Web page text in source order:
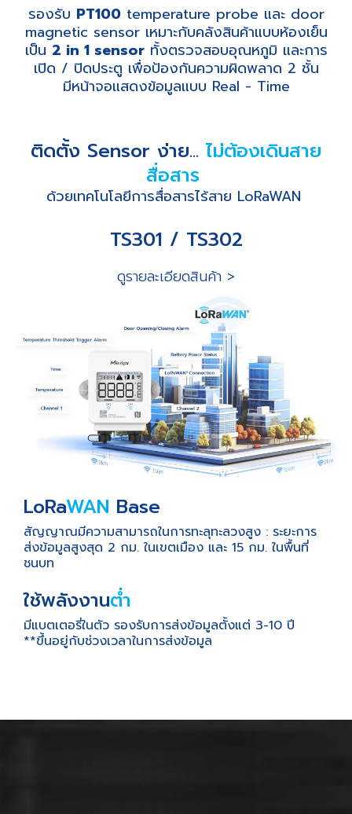
รองรับ PT100temperature probe และ door
magnetic sensor เหมาะกับคลังสินค้าแบบห้องเย็น
เป็น 2 in 1 sensorทั้งตรวจสอบอุณหภูมิ และการ
เปิด / ปิดประตู เพื่อป้องกันความผิดพลาด 2 ชั้น
มีหน้าจอแสดงข้อมูลแบบ Real - Time
ติดตั้ง Sensor ง่าย... ไม่ต้องเดินสาย
สื่อสาร
ด้วยเทคโนโลยีการสื่อสารไร้สาย LoRaWAN
TS301 / TS302
ดูรายละเอียดสินค้า >
LoRaWAN Base
สัญญาณมีความสามารถในการทะลุทะลวงสูง : ระยะการ
ส่งข้อมูลสูงสุด 2 กม. ในเขตเมือง และ 15 กม. ในพื้นที่
ชนบท
ใช้พลังงานต่ำ
มีแบตเตอรี่ในตัว รองรับการส่งข้อมูลตั้งแต่ 3-10 ปี
**ขึ้นอยู่กับช่วงเวลาในการส่งข้อมูล